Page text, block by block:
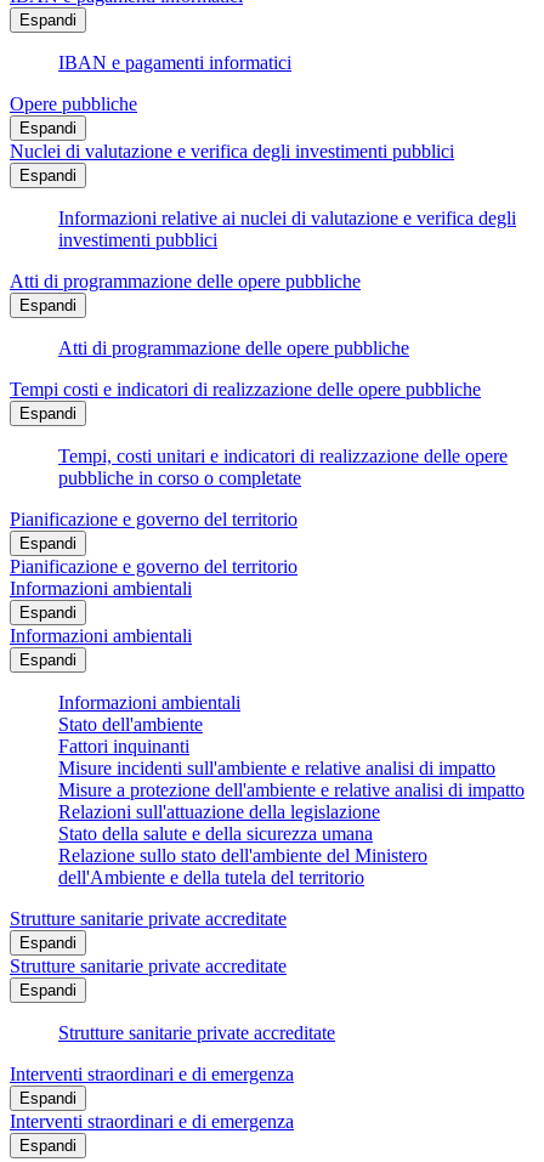
Espandi
IBAN e pagamenti informatici
Opere pubbliche
Espandi
Nuclei di valutazione e verifica degli investimenti pubblici
Espandi
Informazioni relative ai nuclei di valutazione e verifica degli
investimenti pubblici
Atti di programmazione delle opere pubbliche
Espandi
Atti di programmazione delle opere pubbliche
Tempi costi e indicatori di realizzazione delle opere pubbliche
Espandi
Tempi, costi unitari e indicatori di realizzazione delle opere
pubbliche in corso o completate
Pianificazione e governo del territorio
Espandi
Pianificazione e governo del territorio
Informazioni ambientali
Espandi
Informazioni ambientali
Espandi
Informazioni ambientali
Stato dell'ambiente
Fattori inquinanti
Misure incidenti sull'ambiente e relative analisi di impatto
Misure a protezione dell'ambiente e relative analisi di impatto
Relazioni sull'attuazione della legislazione
Stato della salute e della sicurezza umana
Relazione sullo stato dell'ambiente del Ministero
dell'Ambiente e della tutela del territorio
Strutture sanitarie private accreditate
Espandi
Strutture sanitarie private accreditate
Espandi
Strutture sanitarie private accreditate
Interventi straordinari e di emergenza
Espandi
Interventi straordinari e di emergenza
Espandi